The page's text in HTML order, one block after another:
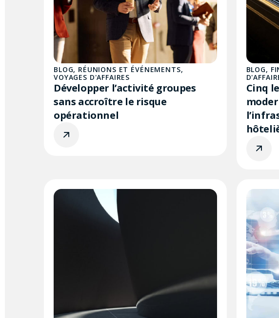
BLOG, RÉUNIONS ET ÉVÉNEMENTS,
VOYAGES D'AFFAIRES
Développer l’activité groupes
sans accroître le risque
opérationnel
BLOG,
Cinq